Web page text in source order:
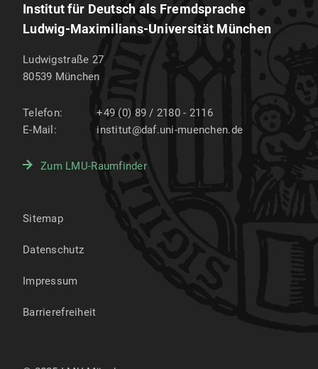
Institut für Deutsch als Fremdsprache
Ludwig-Maximilians-Universität München
Ludwigstraße 27
80539 München
Telefon:
+49 (0) 89 / 2180 - 2116
E-Mail:
institut@daf.uni-muenchen.de
Zum LMU-Raumfinder
Sitemap
Datenschutz
Impressum
Barrierefreiheit